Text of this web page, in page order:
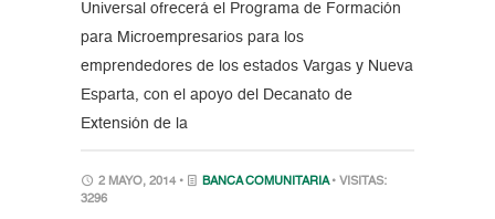
Universal ofrecerá el Programa de Formación
para Microempresarios para los
emprendedores de los estados Vargas y Nueva
Esparta, con el apoyo del Decanato de
Extensión de la
2 MAYO, 2014 • BANCA COMUNITARIA • VISITAS:
3296